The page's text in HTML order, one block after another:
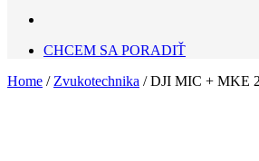
CHCEM SA PORADIŤ
Home / Zvukotechnika / DJI MIC + MKE